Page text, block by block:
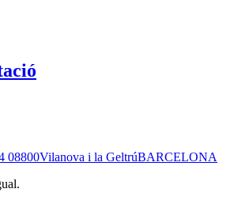
08800Vilanova i la GeltrúBARCELONA